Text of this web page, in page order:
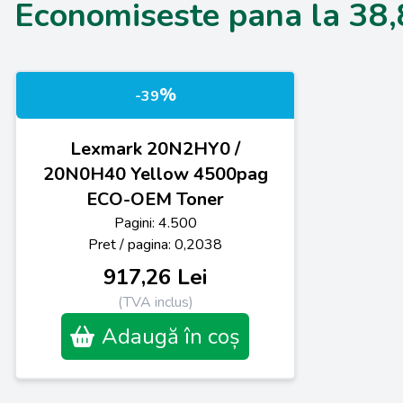
Economiseste pana la
-39%
Lexmark 20N2HY0 /
20N0H40 Yellow 4500pag
ECO-OEM Toner
Pagini: 4.500
Pret / pagina: 0,2038
917,26 Lei
(TVA inclus)
Adaugă în coș